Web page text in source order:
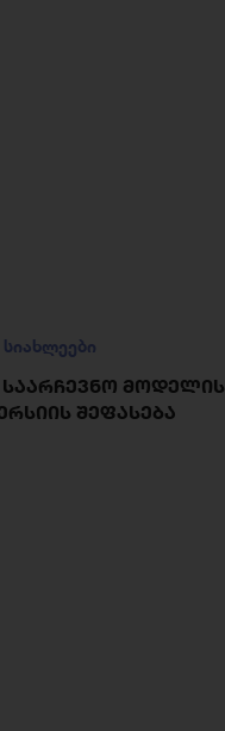
სიახლეები
ᲛᲝᲓᲔᲚᲘᲡ
ᲨᲔᲤᲐᲡᲔᲑᲐ